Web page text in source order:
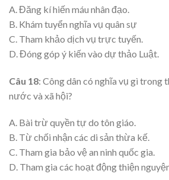
A. Đăng kí hiến máu nhân đạo.
B. Khám tuyển nghĩa vụ quân sự
C. Tham khảo dịch vụ trực tuyến.
D. Đóng góp ý kiến vào dự thảo Luật.
Câu 18: Công dân có nghĩa vụ gì trong
nước và xã hội?
A. Bài trừ quyền tự do tôn giáo.
B. Từ chối nhận các di sản thừa kế.
C. Tham gia bảo vệ an ninh quốc gia.
D. Tham gia các hoạt động thiện